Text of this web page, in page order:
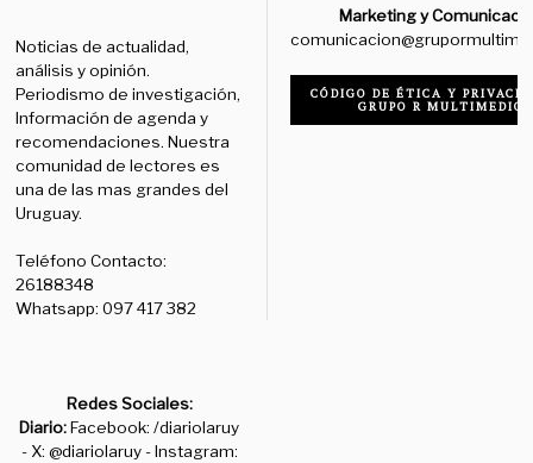
Noticias de actualidad,
análisis y opinión.
Periodismo de investigación,
Información de agenda y
recomendaciones. Nuestra
comunidad de lectores es
una de las mas grandes del
Uruguay.
Teléfono Contacto:
26188348
Whatsapp: 097 417 382
Marketing y
CÓDIGO DE ÉTICA Y
GRUPO R MULTIMEDIO
Redes Sociales:
Diario:Facebook: /diariolaruy
- X: @diariolaruy - Instagram: